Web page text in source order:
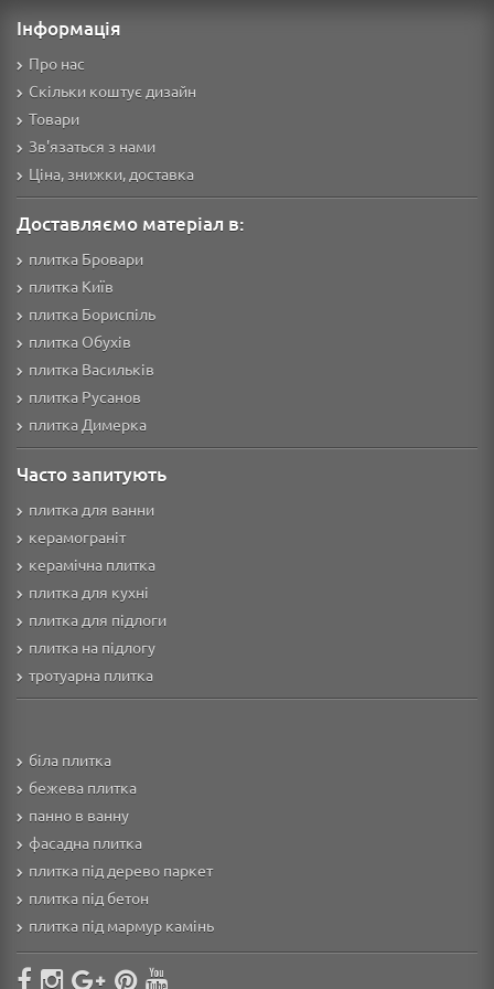
Інформація
Про нас
Скільки коштує дизайн
Товари
Зв'язаться з нами
Ціна, знижки, доставка
Доставляємо матеріал в:
плитка Бровари
плитка Київ
плитка Бориспіль
плитка Обухів
плитка Васильків
плитка Русанов
плитка Димерка
Часто запитують
плитка для ванни
керамограніт
керамічна плитка
плитка для кухні
плитка для підлоги
плитка на підлогу
тротуарна плитка
біла плитка
бежева плитка
панно в ванну
фасадна плитка
плитка під дерево паркет
плитка під бетон
плитка під мармур камінь